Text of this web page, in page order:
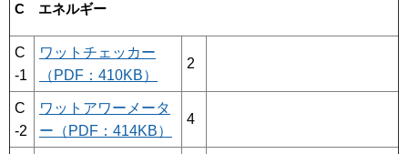
C エネルギー
C
-1
ワットチェッカー
（PDF：410KB）
2
C
-2
ワットアワーメータ
ー（PDF：414KB）
4